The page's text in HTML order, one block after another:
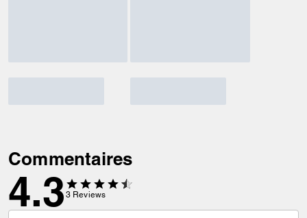
Commentaires
4.3 3 Reviews